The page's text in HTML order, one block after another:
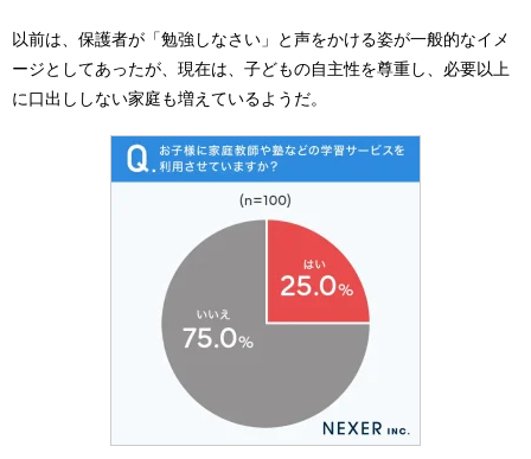
以前は、保護者が「勉強しなさい」と声をかける姿が一般的なイメ
ージとしてあったが、現在は、子どもの自主性を尊重し、必要以上
に口出ししない家庭も増えているようだ。